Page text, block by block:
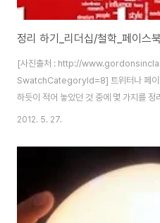
정리 하기_리더십/철학_페이스
[사진출처 : http://
SwatchCategoryId=8] 트위터나 페이
하듯이 적어 놓았던 것 중에 몇 가지를 정
한 것이고 필자의 개인 사견이기 때문에
렇게 하나 둘 정리한 내용으로 책을 내볼
처음 하기 시작한 2010년도에 남긴 말
정. 2010.12.8‎"당신네 회사의 차별화 포
다. 그럼 전 웃으면서(물론 분위기 봐가며
2012. 5. 27.